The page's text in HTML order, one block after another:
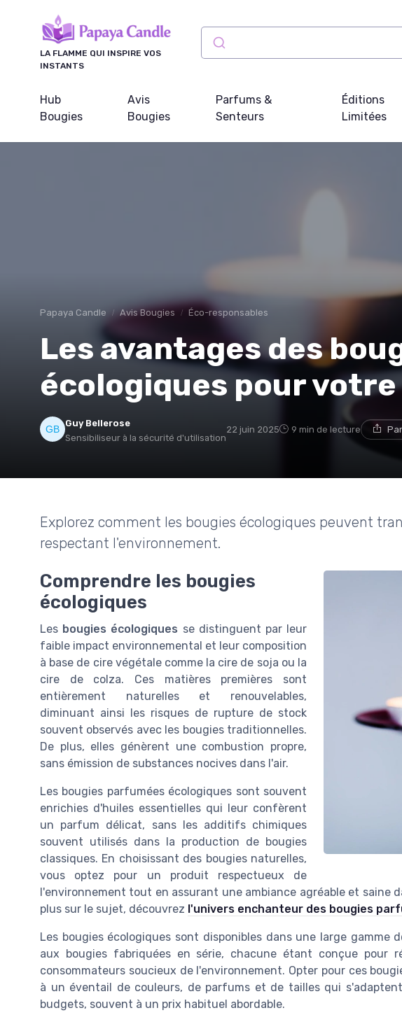
LA FLAMME QUI INSPIRE VOS
INSTANTS
Hub
Bougies
Avis
Bougies
Parfums &
Senteurs
Éditions
Limitées
Papaya Candle Avis Bougies Éco-responsables
Les avantages des
écologiques pour
Guy Bellerose
Sensibiliseur à la sécurité d'utilisation
22 juin 2025 9 min de lecture
Explorez comment les bougies écologiques peuvent
respectant l'environnement.
Comprendre les bougies
écologiques
Les bougies écologiques se distinguent par leur
faible impact environnemental et leur composition
à base de cire végétalecomme la cire de soja ou la
cire de colza. Ces matières premières sont
entièrement naturelles et renouvelables,
diminuant ainsi les risques de rupture de stock
souvent observés avec les bougies traditionnelles.
De plus, elles génèrent une combustion propre,
sans émission de substances nocives dans l'air.
Les bougies parfuméesécologiques sont souvent
enrichies d'huiles essentielles qui leur confèrent
un parfum délicat, sans les additifs chimiques
souvent utilisés dans la production de bougies
classiques. En choisissant des bougies naturelles,
vous optez pour un produit respectueux de
l'environnement tout en assurant une ambiance agréable et saine
plus sur le sujet, découvrez l'univers enchanteur des bougies
Les bougiesécologiques sont disponibles dans une large gamme
aux bougies fabriquées en série, chacune étant conçue pour
consommateurs soucieux de l'environnement. Opter pour ces
à un éventail de couleurs, de parfums et de tailles qui
budgets, souvent à un prix habituel abordable.